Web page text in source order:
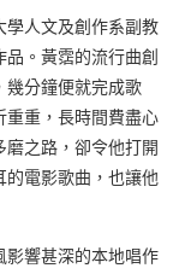
學人文及創作系副教
。黃霑的流行曲創
幾分鐘便就完成歌
重重，長時間費盡心
之路，卻令他打開
的電影歌曲，也讓他
影響甚深的本地唱作